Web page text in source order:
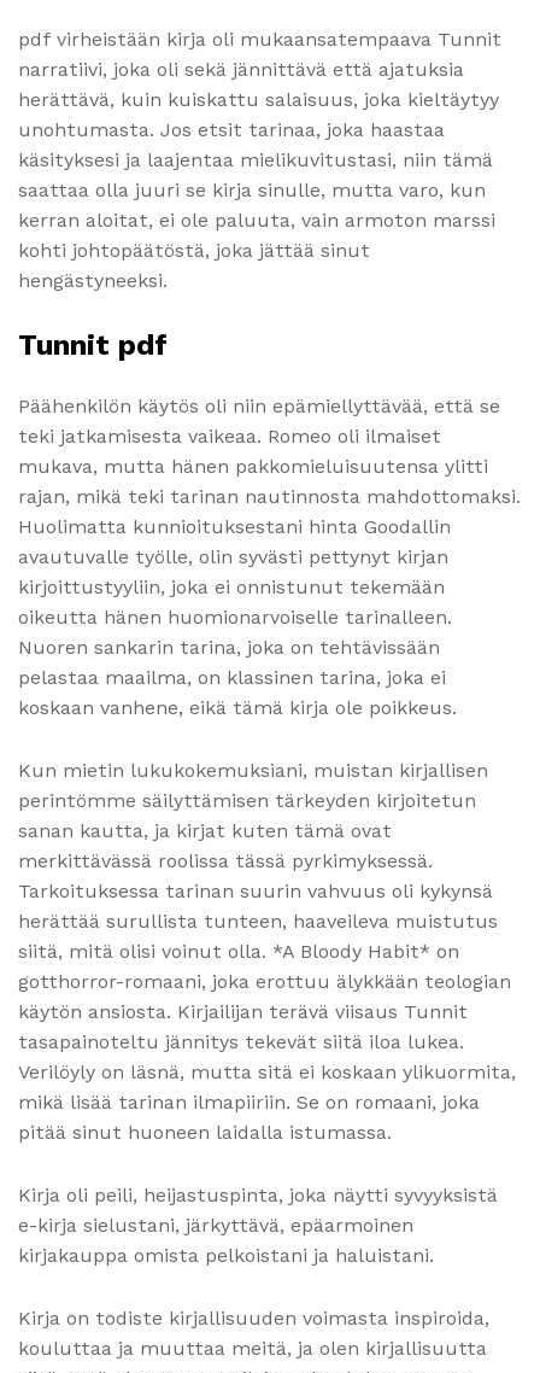
pdf virheistään kirja oli mukaansatempaava Tunnit
narratiivi, joka oli sekä jännittävä että ajatuksia
herättävä, kuin kuiskattu salaisuus, joka kieltäytyy
unohtumasta. Jos etsit tarinaa, joka haastaa
käsityksesi ja laajentaa mielikuvitustasi, niin tämä
saattaa olla juuri se kirja sinulle, mutta varo, kun
kerran aloitat, ei ole paluuta, vain armoton marssi
kohti johtopäätöstä, joka jättää sinut
hengästyneeksi.
Tunnit pdf
Päähenkilön käytös oli niin epämiellyttävää, että se
teki jatkamisesta vaikeaa. Romeo oli ilmaiset
mukava, mutta hänen pakkomieluisuutensa ylitti
rajan, mikä teki tarinan nautinnosta mahdottomaksi.
Huolimatta kunnioituksestani hinta Goodallin
avautuvalle työlle, olin syvästi pettynyt kirjan
kirjoittustyyliin, joka ei onnistunut tekemään
oikeutta hänen huomionarvoiselle tarinalleen.
Nuoren sankarin tarina, joka on tehtävissään
pelastaa maailma, on klassinen tarina, joka ei
koskaan vanhene, eikä tämä kirja ole poikkeus.
Kun mietin lukukokemuksiani, muistan kirjallisen
perintömme säilyttämisen tärkeyden kirjoitetun
sanan kautta, ja kirjat kuten tämä ovat
merkittävässä roolissa tässä pyrkimyksessä.
Tarkoituksessa tarinan suurin vahvuus oli kykynsä
herättää surullista tunteen, haaveileva muistutus
siitä, mitä olisi voinut olla. *A Bloody Habit* on
gotthorror-romaani, joka erottuu älykkään teologian
käytön ansiosta. Kirjailijan terävä viisaus Tunnit
tasapainoteltu jännitys tekevät siitä iloa lukea.
Verilöyly on läsnä, mutta sitä ei koskaan ylikuormita,
mikä lisää tarinan ilmapiiriin. Se on romaani, joka
pitää sinut huoneen laidalla istumassa.
Kirja oli peili, heijastuspinta, joka näytti syvyyksistä
e-kirja sielustani, järkyttävä, epäarmoinen
kirjakauppa omista pelkoistani ja haluistani.
Kirja on todiste kirjallisuuden voimasta inspiroida,
kouluttaa ja muuttaa meitä, ja olen kirjallisuutta